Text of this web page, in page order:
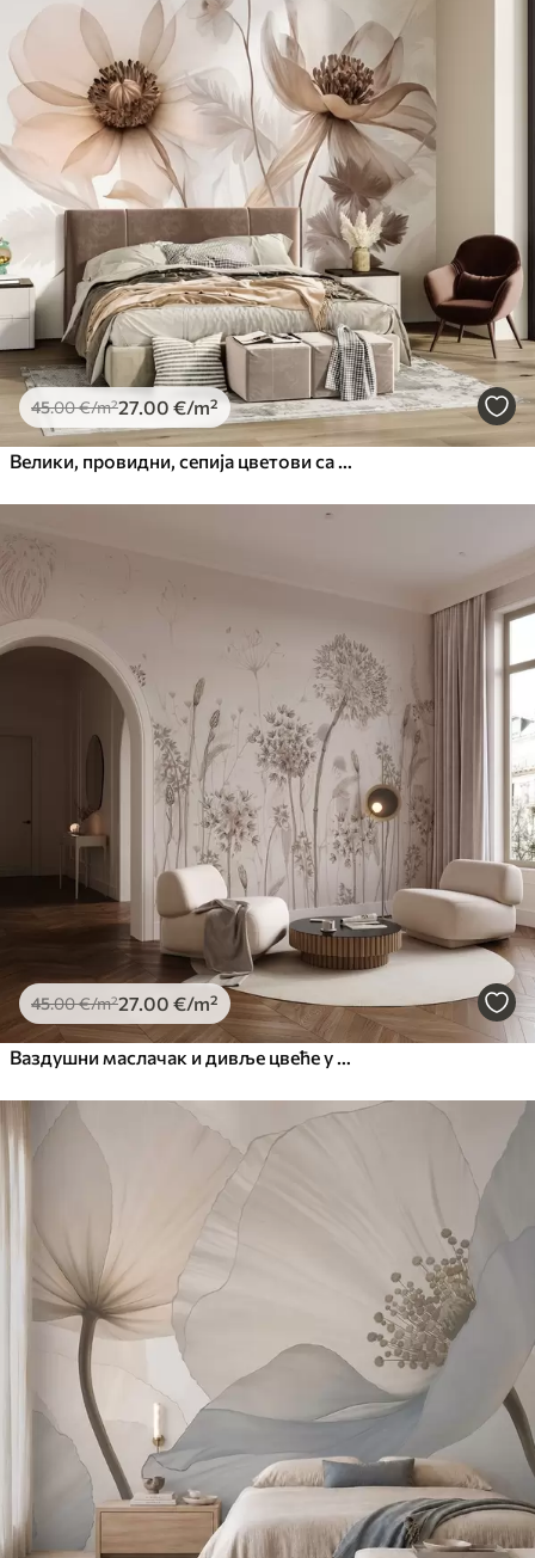
45.00€/m²27 .00 €/m²
45.00€/m²27 .00 €/m²